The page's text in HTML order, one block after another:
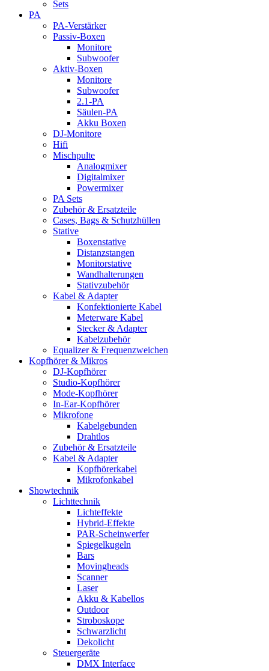
Sets
PA
PA-Verstärker
Passiv-Boxen
Monitore
Subwoofer
Aktiv-Boxen
Monitore
Subwoofer
2.1-PA
Säulen-PA
Akku Boxen
DJ-Monitore
Hifi
Mischpulte
Analogmixer
Digitalmixer
Powermixer
PA Sets
Zubehör & Ersatzteile
Cases, Bags & Schutzhüllen
Stative
Boxenstative
Distanzstangen
Monitorstative
Wandhalterungen
Stativzubehör
Kabel & Adapter
Konfektionierte Kabel
Meterware Kabel
Stecker & Adapter
Kabelzubehör
Equalizer & Frequenzweichen
Kopfhörer & Mikros
DJ-Kopfhörer
Studio-Kopfhörer
Mode-Kopfhörer
In-Ear-Kopfhörer
Mikrofone
Kabelgebunden
Drahtlos
Zubehör & Ersatzteile
Kabel & Adapter
Kopfhörerkabel
Mikrofonkabel
Showtechnik
Lichttechnik
Lichteffekte
Hybrid-Effekte
PAR-Scheinwerfer
Spiegelkugeln
Bars
Movingheads
Scanner
Laser
Akku & Kabellos
Outdoor
Stroboskope
Schwarzlicht
Dekolicht
Steuergeräte
DMX Interface